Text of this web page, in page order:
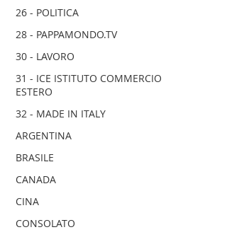
26 - POLITICA
28 - PAPPAMONDO.TV
30 - LAVORO
31 - ICE ISTITUTO COMMERCIO
ESTERO
32 - MADE IN ITALY
ARGENTINA
BRASILE
CANADA
CINA
CONSOLATO